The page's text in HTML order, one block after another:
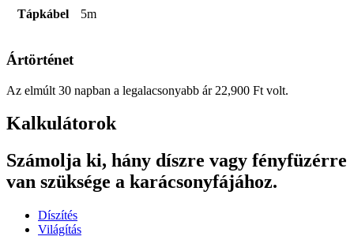
Tápkábel 5m
Ártörténet
Az elmúlt 30 napban a legalacsonyabb ár 22,900 Ft volt.
Kalkulátorok
Számolja ki, hány díszre vagy fényfüzérre
van szüksége a karácsonyfájához.
Díszítés
Világítás